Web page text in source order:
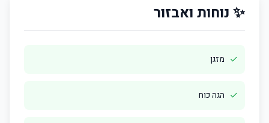
✨ נוחות ואבזור
✓ מזגן
✓ הגה כוח